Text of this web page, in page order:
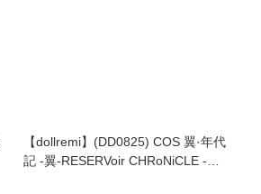
【dollremi】(DD0825) COS 翼·年代
記 -翼-RESERVoir CHRoNiCLE -